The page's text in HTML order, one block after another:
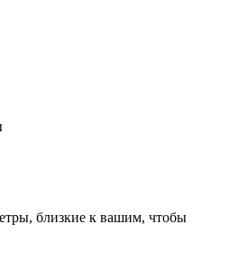
близкие к вашим, чтобы